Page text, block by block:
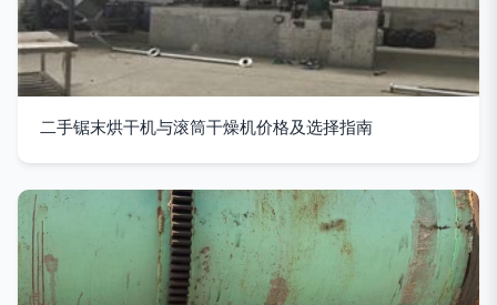
二手锯末烘干机与滚筒干燥机价格及选择指南